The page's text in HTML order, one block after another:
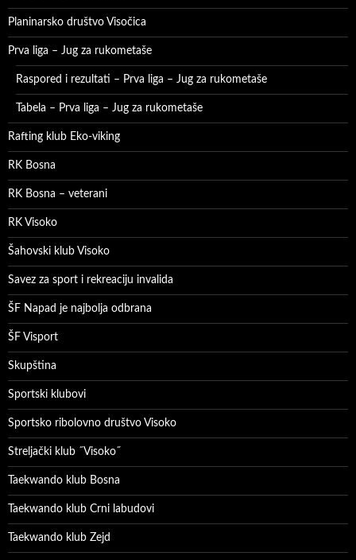
Planinarsko društvo Visočica
Prva liga – Jug za rukometaše
Raspored i rezultati – Prva liga – Jug za rukometaše
Tabela – Prva liga – Jug za rukometaše
Rafting klub Eko-viking
RK Bosna
RK Bosna – veterani
RK Visoko
Šahovski klub Visoko
Savez za sport i rekreaciju invalida
ŠF Napad je najbolja odbrana
ŠF Visport
Skupština
Sportski klubovi
Sportsko ribolovno društvo Visoko
Streljački klub ˝Visoko˝
Taekwando klub Bosna
Taekwando klub Crni labudovi
Taekwando klub Zejd